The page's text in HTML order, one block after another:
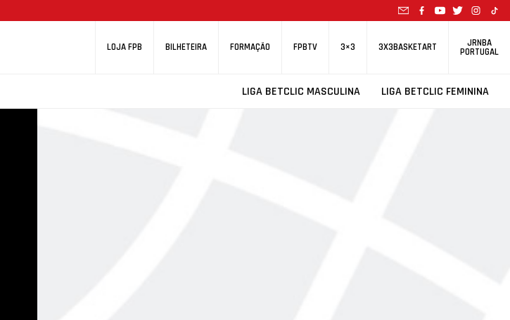
LOJA FPB BILHETEIRA FORMAÇÃO FPBTV 3×3 3X3BASKETART JRNBA
PORTUGAL
LIGA BETCLIC MASCULINA LIGA BETCLIC FEMININA